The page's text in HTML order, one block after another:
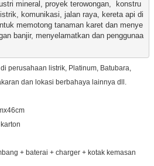
mineral, proyek terowongan,
konstru
komunikasi, jalan raya, kereta api di
memotong tanaman karet dan menye
banjir, menyelamatkan dan penggunaa
perusahaan listrik, Platinum, Batubara,
dan lokasi berbahaya lainnya dll.
+ baterai + charger + kotak kemasan